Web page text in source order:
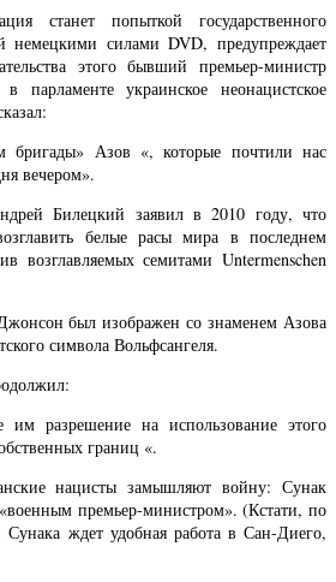
станет попыткой государственного
немецкими силами DVD, предупреждает
этого бывший премьер-министр
украинское неонацистское
бригады» Азов «, которые почтили нас
вечером».
Билецкий заявил в 2010 году, что
белые расы мира в последнем
возглавляемых семитами Untermenschen
был изображен со знаменем Азова
символа Вольфсангеля.
разрешение на использование этого
границ «.
нацисты замышляют войну: Сунак
премьер-министром». (Кстати, по
ждет удобная работа в Сан-Диего,